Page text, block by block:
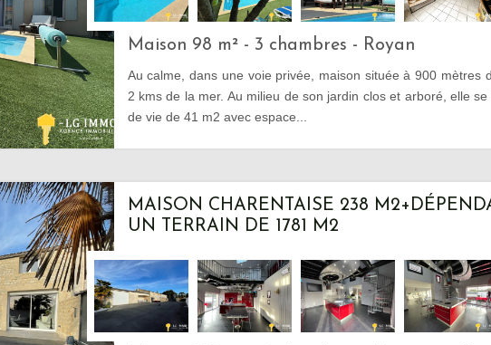
Maison 98 m² - 3 chambres - Royan
Au calme, dans une voie privée, maison située à 900 mètres
2 kms de la mer. Au milieu de son jardin clos et arboré, elle
de vie de 41 m2 avec espace...
MAISON CHARENTAISE 238
UN TERRAIN DE 1781 M2